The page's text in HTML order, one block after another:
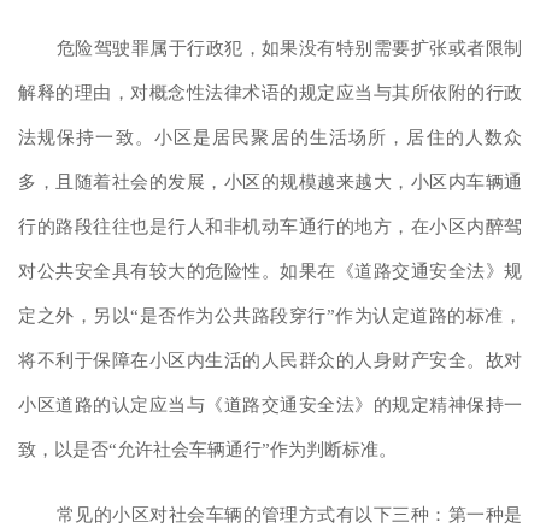
危险驾驶罪属于行政犯，如果没有特别需要扩张或者限制
解释的理由，对概念性法律术语的规定应当与其所依附的行政
法规保持一致。小区是居民聚居的生活场所，居住的人数众
多，且随着社会的发展，小区的规模越来越大，小区内车辆通
行的路段往往也是行人和非机动车通行的地方，在小区内醉驾
对公共安全具有较大的危险性。如果在《道路交通安全法》规
定之外，另以“是否作为公共路段穿行”作为认定道路的标准，
将不利于保障在小区内生活的人民群众的人身财产安全。故对
小区道路的认定应当与《道路交通安全法》的规定精神保持一
致，以是否“允许社会车辆通行”作为判断标准。
常见的小区对社会车辆的管理方式有以下三种：第一种是